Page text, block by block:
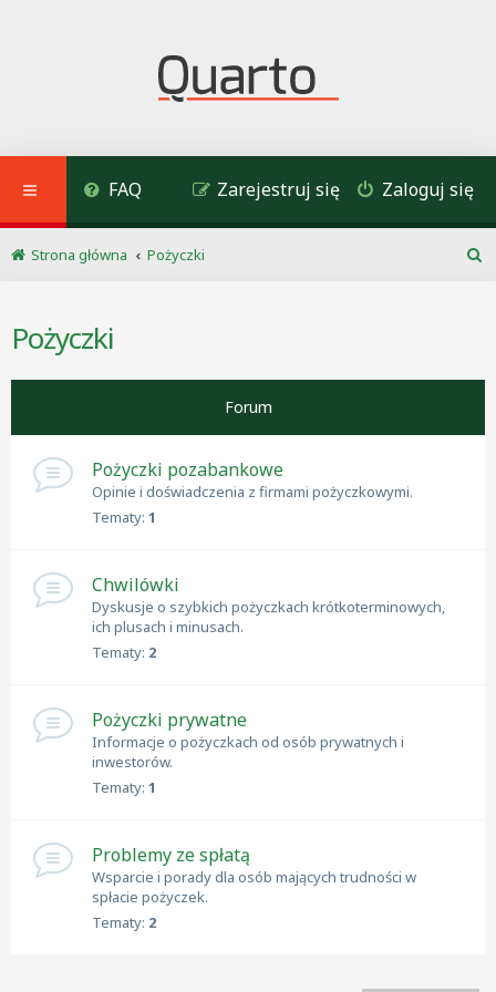
FAQ Zaloguj się
Zarejestruj się
Strona główna
Pożyczki
Pożyczki
Forum
Pożyczki pozabankowe
Opinie i doświadczenia z firmami pożyczkowymi.
Tematy: 1
Chwilówki
Dyskusje o szybkich pożyczkach krótkoterminowych,
ich plusach i minusach.
Tematy: 2
Pożyczki prywatne
Informacje o pożyczkach od osób prywatnych i
inwestorów.
Tematy: 1
Problemy ze spłatą
Wsparcie i porady dla osób mających trudności w
spłacie pożyczek.
Tematy: 2